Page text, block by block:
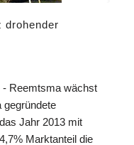
drohender
- Reemtsma wächst
gegründete
Jahr 2013 mit
Marktanteil die